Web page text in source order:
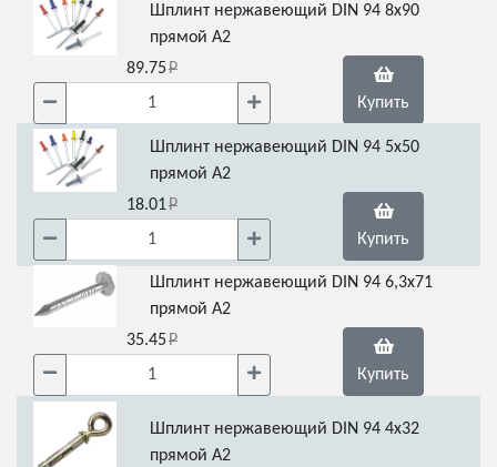
Шплинт нержавеющий DIN 94 8х90
прямой А2
89.75
Купить
Шплинт нержавеющий DIN 94 5х50
прямой А2
18.01
Купить
Шплинт нержавеющий DIN 94 6,3х71
прямой А2
35.45
Купить
Шплинт нержавеющий DIN 94 4х32
прямой А2